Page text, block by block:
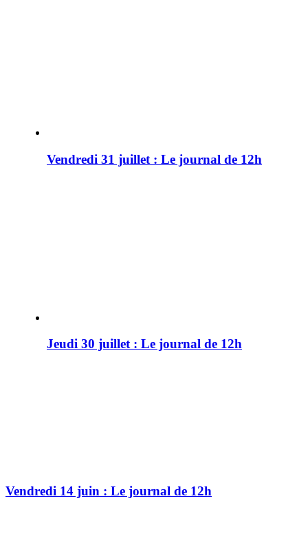
Vendredi 31 juillet : Le journal de 12h
Jeudi 30 juillet : Le journal de 12h
Vendredi 14 juin : Le journal de 12h